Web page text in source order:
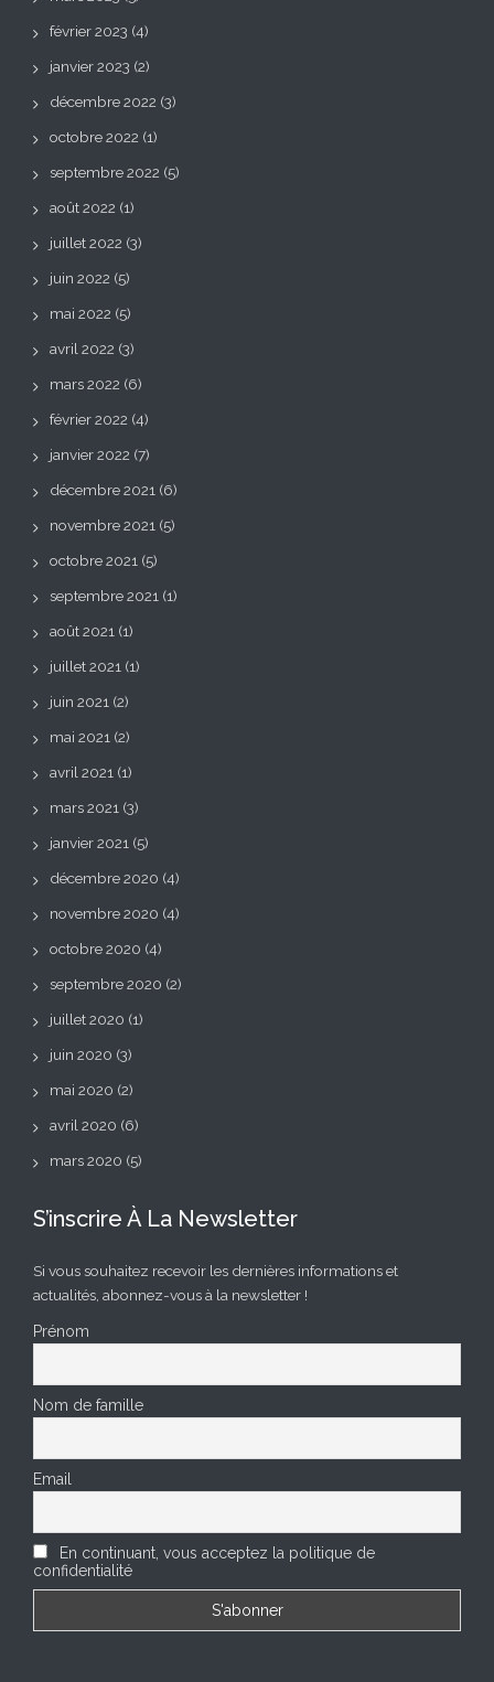
février 2023 (4)
janvier 2023 (2)
décembre 2022 (3)
octobre 2022 (1)
septembre 2022 (5)
août 2022 (1)
juillet 2022 (3)
juin 2022 (5)
mai 2022 (5)
avril 2022 (3)
mars 2022 (6)
février 2022 (4)
janvier 2022 (7)
décembre 2021 (6)
novembre 2021 (5)
octobre 2021 (5)
septembre 2021 (1)
août 2021 (1)
juillet 2021 (1)
juin 2021 (2)
mai 2021 (2)
avril 2021 (1)
mars 2021 (3)
janvier 2021 (5)
décembre 2020 (4)
novembre 2020 (4)
octobre 2020 (4)
septembre 2020 (2)
juillet 2020 (1)
juin 2020 (3)
mai 2020 (2)
avril 2020 (6)
mars 2020 (5)
S’inscrire À La Newsletter
Si vous souhaitez recevoir les dernières informations et
actualités, abonnez-vous à la newsletter !
Prénom
Nom de famille
Email
En continuant, vous acceptez la politique de
confidentialité